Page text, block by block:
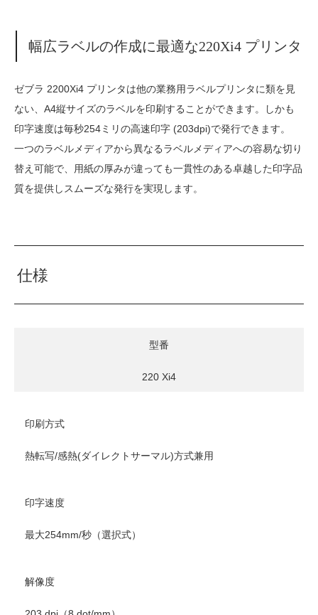
幅広ラベルの作成に最適な220Xi4 プリンタ
ゼブラ 2200Xi4 プリンタは他の業務用ラベルプリンタに類を見
ない、A4縦サイズのラベルを印刷することができます。しかも
印字速度は毎秒254ミリの高速印字 (203dpi)で発行できます。
一つのラベルメディアから異なるラベルメディアへの容易な切り
替え可能で、用紙の厚みが違っても一貫性のある卓越した印字品
質を提供しスムーズな発行を実現します。
仕様
型番
220 Xi4
印刷方式
熱転写/感熱(ダイレクトサーマル)方式兼用
印字速度
最大254mm/秒（選択式）
解像度